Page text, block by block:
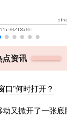
点资讯
口”何时打开？
又掀开了一张